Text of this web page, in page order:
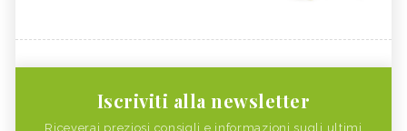
Iscriviti alla newsletter
Riceverai preziosi consigli e informazioni sugli ultimi